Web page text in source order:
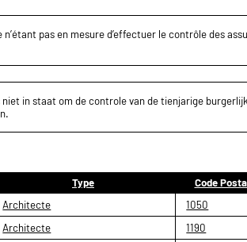
pas en mesure d’effectuer le contrôle des
in staat om de controle van de tienjarige
Type Code
Architecte
1050
Architecte
1190